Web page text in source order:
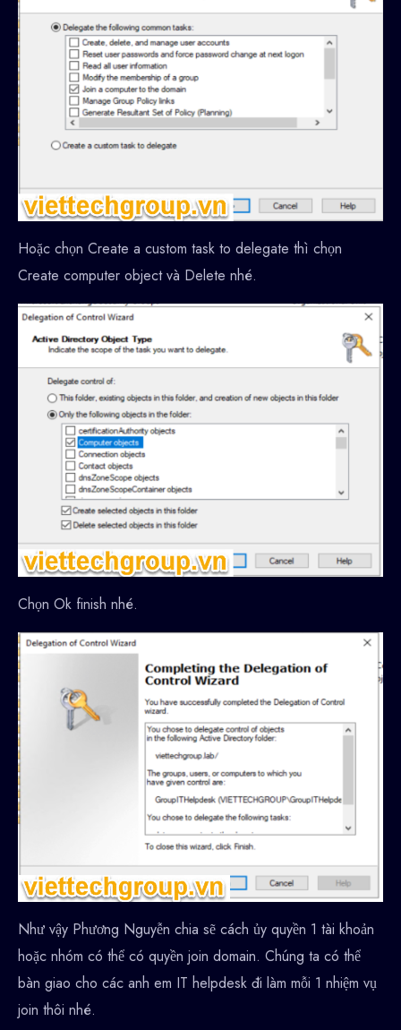
Hoặc chọn Create a custom task to delegate thì chọn
Create computer object và Delete nhé.
Chọn Ok finish nhé.
Như vậy Phương Nguyễn chia sẽ cách ủy quyền 1 tài khoản
hoặc nhóm có thể có quyền join domain. Chúng ta có thể
bàn giao cho các anh em IT helpdesk đi làm mỗi 1 nhiệm vụ
join thôi nhé.